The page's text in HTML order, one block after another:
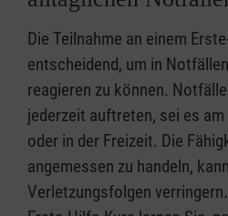
Die Teilnahme an einem
entscheidend, um in
reagieren zu können.
jederzeit auftreten, sei es
oder in der Freizeit. Die
angemessen zu handeln,
Verletzungsfolgen